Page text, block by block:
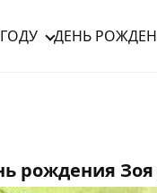
ДЕНЬ
рождения